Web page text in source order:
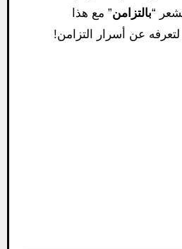
“بالتزامن” مع هذا
لتعرفه عن أسرار التزامن!